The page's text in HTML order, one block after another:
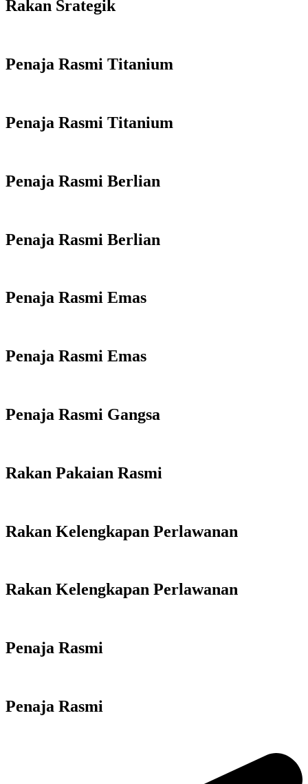
Rakan Srategik
Penaja Rasmi Titanium
Penaja Rasmi Titanium
Penaja Rasmi Berlian
Penaja Rasmi Berlian
Penaja Rasmi Emas
Penaja Rasmi Emas
Penaja Rasmi Gangsa
Rakan Pakaian Rasmi
Rakan Kelengkapan Perlawanan
Rakan Kelengkapan Perlawanan
Penaja Rasmi
Penaja Rasmi